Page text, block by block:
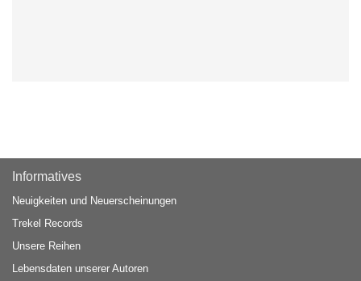
Informatives
Neuigkeiten und Neuerscheinungen
Trekel Records
Unsere Reihen
Lebensdaten unserer Autoren